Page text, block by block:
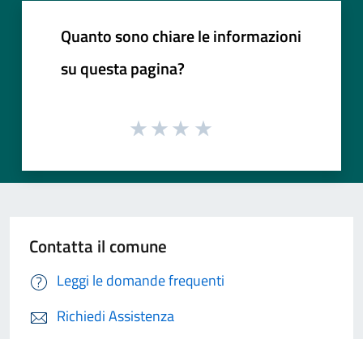
Quanto sono chiare le informazioni
su questa pagina?
Contatta il comune
Leggi le domande frequenti
Richiedi Assistenza